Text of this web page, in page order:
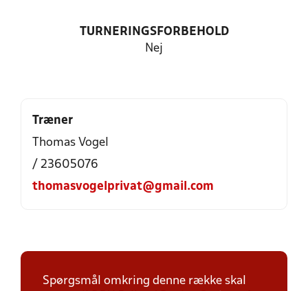
TURNERINGSFORBEHOLD
Nej
Træner
Thomas Vogel
/ 23605076
thomasvogelprivat@gmail.com
Spørgsmål omkring denne række skal